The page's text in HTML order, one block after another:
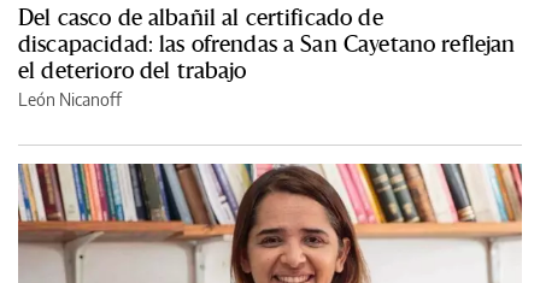
Del casco de albañil al certificado de
discapacidad: las ofrendas a San Cayetano reflejan
el deterioro del trabajo
León Nicanoff